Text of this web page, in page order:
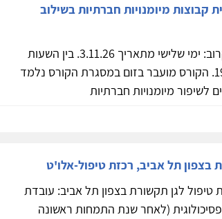
קבוצות מיומנויות חברתיות בשילוב
המחזור הקרוב: ימי שלישי מתאריך 3.11.26. בין השעות
19:30-22:00. הקורס מועבר בזום במסגרת הקורס נלמד
לשיפור מיומנויות חברתיות
בצפון תל אביב, רכזת טיפול-אלו'ט
טיפול לגן תקשורת בצפון תל אביב: עובדת
(לאחר שנת התמחות ראשונה